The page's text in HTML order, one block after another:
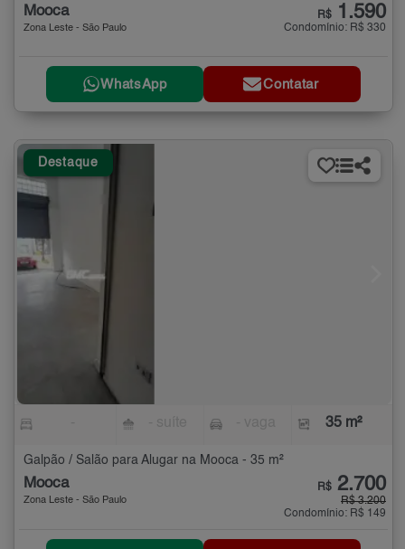
Mooca
Zona Leste - São Paulo
R$ 1.590
Condomínio: R$ 330
WhatsApp Contatar
Destaque
35 m²
Galpão / Salão para Alugar na Mooca - 35 m²
Mooca
Zona Leste - São Paulo
R$ 2.700
R$ 3.200
Condomínio: R$ 149